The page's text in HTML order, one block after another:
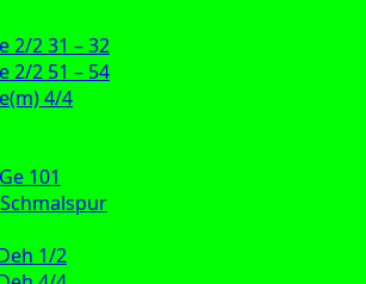
2/2 31 – 32
2/2 51 – 54
4/4
101
1/2